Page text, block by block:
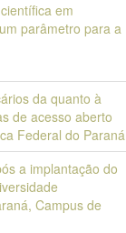
em
parâmetro para a
da quanto à
de acesso aberto
Federal do Paraná
a implantação do
Campus de